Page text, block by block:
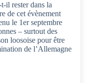
il rester dans la
de cet évènement
le 1er septembre
– surtout des
loosoise pour être
de l’Allemagne